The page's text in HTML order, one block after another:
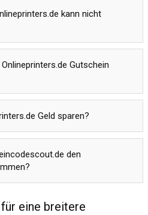
kann nicht
Gutschein
Geld sparen?
den
eine breitere